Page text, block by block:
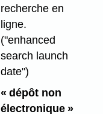
recherche en
ligne.
("enhanced
search launch
date")
« dépôt non
électronique »